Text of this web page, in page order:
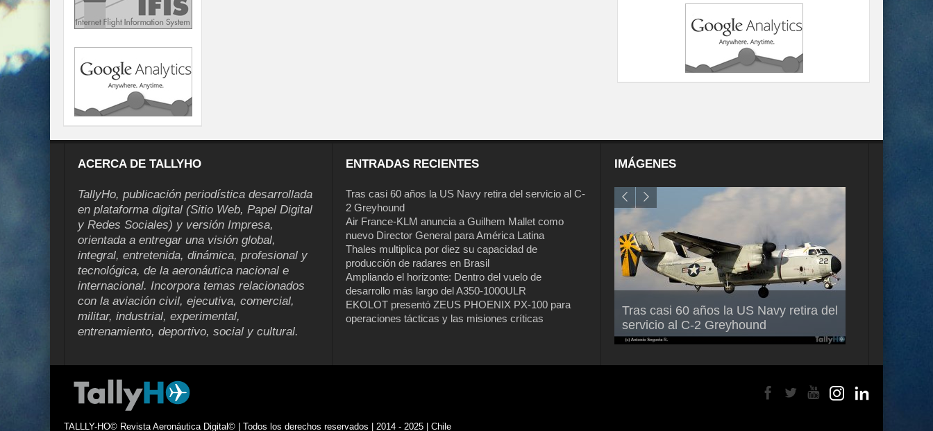
ACERCA DE TALLYHO
TallyHo, publicación periodística desarrollada
en plataforma digital (Sitio Web, Papel Digital
y Redes Sociales) y versión Impresa,
orientada a entregar una visión global,
integral, entretenida, dinámica, profesional y
tecnológica, de la aeronáutica nacional e
internacional. Incorpora temas relacionados
con la aviación civil, ejecutiva, comercial,
militar, industrial, experimental,
entrenamiento, deportivo, social y cultural.
ENTRADAS RECIENTES
Tras casi 60 años la US Navy retira del servicio al C-
2 Greyhound
Air France-KLM anuncia a Guilhem Mallet como
nuevo Director General para América Latina
Thales multiplica por diez su capacidad de
producción de radares en Brasil
Ampliando el horizonte: Dentro del vuelo de
desarrollo más largo del A350-1000ULR
EKOLOT presentó ZEUS PHOENIX PX-100 para
operaciones tácticas y las misiones críticas
IMÁGENES
Tras casi 60 años la US Navy retira del
servicio al C-2 Greyhound
Air France-KLM anuncia a Guilhem
Mallet como nuevo Director General
para América Latina
TALLLY-HO© Revista Aeronáutica Digital© | Todos los derechos reservados | 2014 - 2025 | Chile